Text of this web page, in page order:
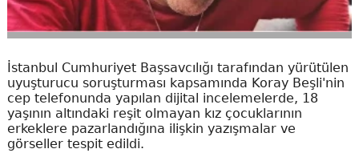
İstanbul Cumhuriyet Başsavcılığı tarafından yürütülen
uyuşturucu soruşturması kapsamında Koray Beşli'nin
cep telefonunda yapılan dijital incelemelerde, 18
yaşının altındaki reşit olmayan kız çocuklarının
erkeklere pazarlandığına ilişkin yazışmalar ve
görseller tespit edildi.